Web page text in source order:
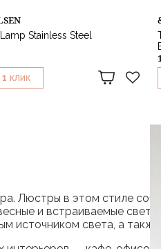
Stainless Steel
1 КЛИК
Люстры в этом стиле
и встраиваемые
источником света, а